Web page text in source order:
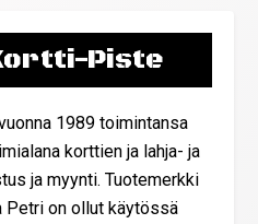
Piste
1989 toimintansa
korttien ja lahja- ja
ja myynti. Tuotemerkki
Petri on ollut käytössä